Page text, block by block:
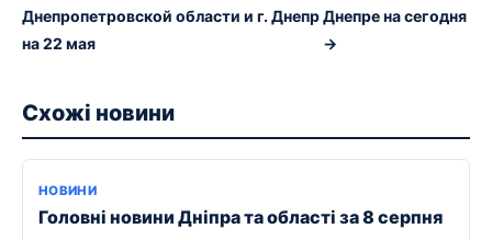
Днепропетровской области и г. Днепр
на 22 мая
Днепре на сегодня
→
Схожі новини
НОВИНИ
Головні новини Дніпра та області за 8 серпня